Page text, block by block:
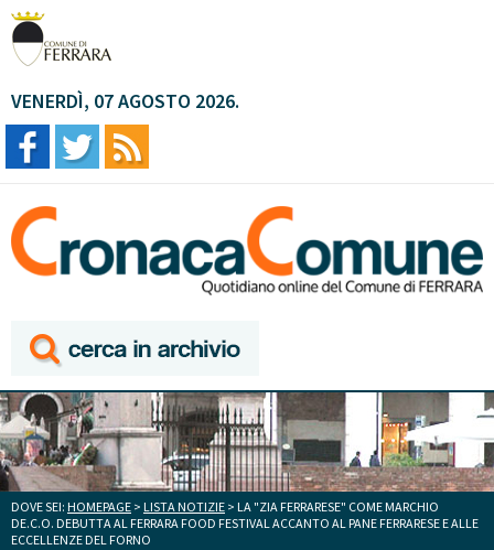
VENERDÌ, 07 AGOSTO 2026.
DOVE SEI: HOMEPAGE > LISTA NOTIZIE > LA "ZIA FERRARESE" COME MARCHIO
DE.C.O. DEBUTTA AL FERRARA FOOD FESTIVAL ACCANTO AL PANE FERRARESE E ALLE
ECCELLENZE DEL FORNO